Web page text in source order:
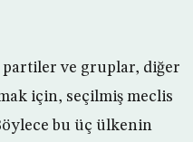
partiler ve gruplar, diğer
için, seçilmiş meclis
bu üç ülkenin